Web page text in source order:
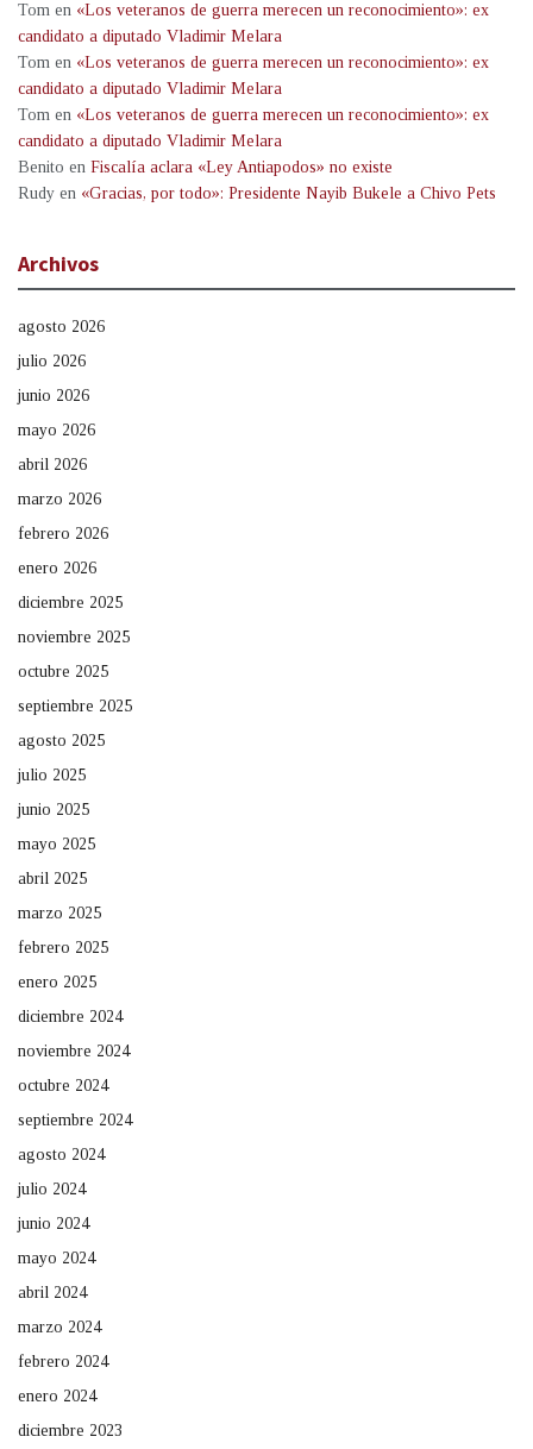
Tom en «Los veteranos de guerra merecen un reconocimiento»: ex
candidato a diputado Vladimir Melara
Tom en «Los veteranos de guerra merecen un reconocimiento»: ex
candidato a diputado Vladimir Melara
Tom en «Los veteranos de guerra merecen un reconocimiento»: ex
candidato a diputado Vladimir Melara
Benito en Fiscalía aclara «Ley Antiapodos» no existe
Rudy en «Gracias, por todo»: Presidente Nayib Bukele a Chivo Pets
Archivos
agosto 2026
julio 2026
junio 2026
mayo 2026
abril 2026
marzo 2026
febrero 2026
enero 2026
diciembre 2025
noviembre 2025
octubre 2025
septiembre 2025
agosto 2025
julio 2025
junio 2025
mayo 2025
abril 2025
marzo 2025
febrero 2025
enero 2025
diciembre 2024
noviembre 2024
octubre 2024
septiembre 2024
agosto 2024
julio 2024
junio 2024
mayo 2024
abril 2024
marzo 2024
febrero 2024
enero 2024
diciembre 2023